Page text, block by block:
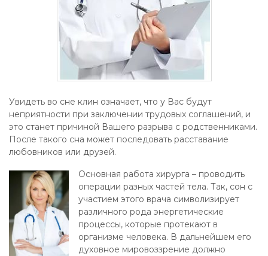
Увидеть во сне клин означает, что у Вас будут
неприятности при заключении трудовых соглашений, и
это станет причиной Вашего разрыва с родственниками.
После такого сна может последовать расставание
любовников или друзей.
Основная работа хирурга – проводить
операции разных частей тела. Так, сон с
участием этого врача символизирует
различного рода энергетические
процессы, которые протекают в
организме человека. В дальнейшем его
духовное мировоззрение должно